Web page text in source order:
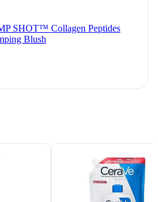
SHOT™ Collagen Peptides
Blush